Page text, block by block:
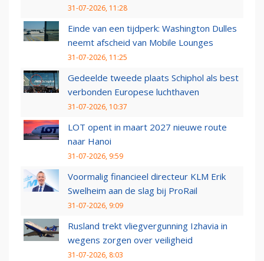
31-07-2026, 11:28
Einde van een tijdperk: Washington Dulles
neemt afscheid van Mobile Lounges
31-07-2026, 11:25
Gedeelde tweede plaats Schiphol als best
verbonden Europese luchthaven
31-07-2026, 10:37
LOT opent in maart 2027 nieuwe route
naar Hanoi
31-07-2026, 9:59
Voormalig financieel directeur KLM Erik
Swelheim aan de slag bij ProRail
31-07-2026, 9:09
Rusland trekt vliegvergunning Izhavia in
wegens zorgen over veiligheid
31-07-2026, 8:03